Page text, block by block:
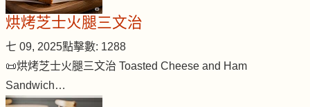
烘烤芝士火腿三文治
七 09, 2025點擊數: 1288
📜烘烤芝士火腿三文治 Toasted Cheese and Ham
Sandwich…